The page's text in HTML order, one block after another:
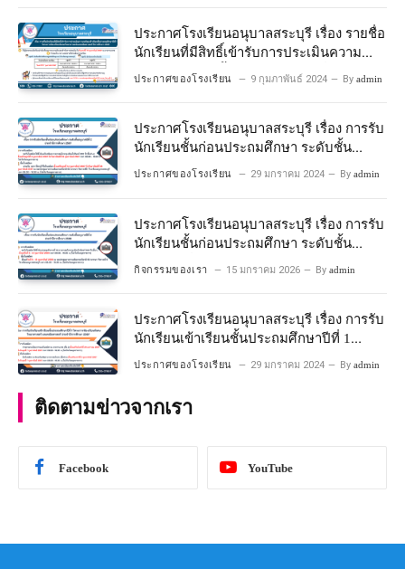
ประกาศโรงเรียนอนุบาลสระบุรี เรื่อง รายชื่อ
นักเรียนที่มีสิทธิ์เข้ารับการประเมินความ
พร้อมเข้าเรียนชั้นประถมศึกษาปีที่ 1
ประกาศของโรงเรียน 9 กุมภาพันธ์ 2024 By admin
ประกาศโรงเรียนอนุบาลสระบุรี เรื่อง การรับ
นักเรียนชั้นก่อนประถมศึกษา ระดับชั้น
อนุบาลปีที่ 2 ประจําปีการศึกษา 2567
ประกาศของโรงเรียน 29 มกราคม 2024 By admin
ประกาศโรงเรียนอนุบาลสระบุรี เรื่อง การรับ
นักเรียนชั้นก่อนประถมศึกษา ระดับชั้น
อนุบาลปีที่ ๒ ประจำปีการศึกษา ๒๕๖๙
กิจกรรมของเรา 15 มกราคม 2026 By admin
ประกาศโรงเรียนอนุบาลสระบุรี เรื่อง การรับ
นักเรียนเข้าเรียนชั้นประถมศึกษาปีที่ 1
โครงการห้องเรียนพิเศษ วิทยาศาสตร์ และ
ประกาศของโรงเรียน 29 มกราคม 2024 By admin
ติดตามข่าวจากเรา
Facebook YouTube